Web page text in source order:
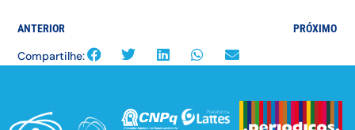
ANTERIOR PRÓXIMO
Compartilhe: